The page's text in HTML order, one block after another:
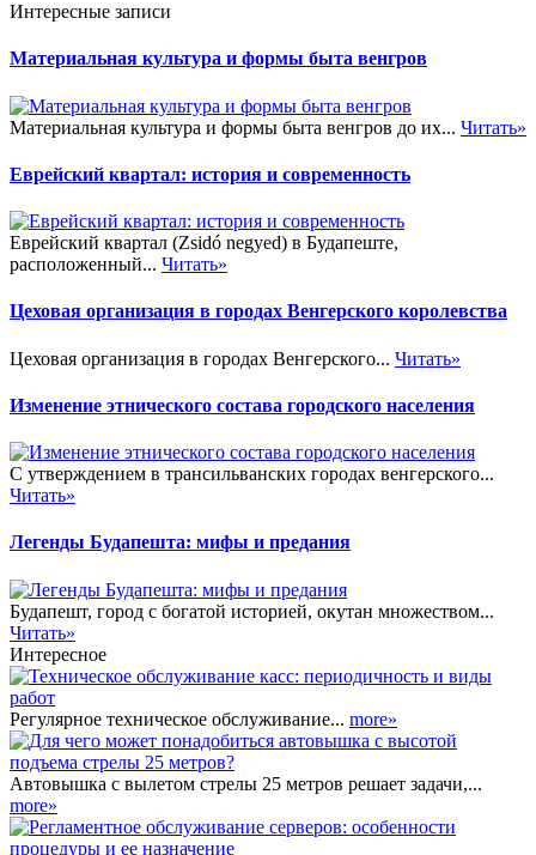
Интересные записи
Материальная культура и формы быта венгров
Материальная культура и формы быта венгров до их... Читать»
Еврейский квартал: история и современность
Еврейский квартал (Zsidó negyed) в Будапеште,
расположенный... Читать»
Цеховая организация в городах Венгерского королевства
Цеховая организация в городах Венгерского... Читать»
Изменение этнического состава городского населения
С утверждением в трансильванских городах венгерского...
Читать»
Легенды Будапешта: мифы и предания
Будапешт, город с богатой историей, окутан множеством...
Читать»
Интересное
Регулярное техническое обслуживание... more»
Автовышка с вылетом стрелы 25 метров решает задачи,...
more»